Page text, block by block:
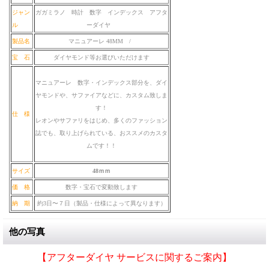
ジャン
ル
ガガミラノ 時計 数字 インデックス アフタ
ーダイヤ
製品名 マニュアーレ 48MM /
宝 石 ダイヤモンド等お選びいただけます
仕 様
マニュアーレ 数字・インデックス部分を、ダイ
ヤモンドや、サファイアなどに、カスタム致しま
す！
レオンやサファリをはじめ、多くのファッション
誌でも、取り上げられている、おススメのカスタ
ムです！！
サイズ 48ｍｍ
価 格 数字・宝石で変動致します
納 期 約3日〜７日（製品・仕様によって異なります）
他の写真
【アフターダイヤ サービスに関するご案内】